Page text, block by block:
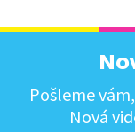
Pošleme
Nová